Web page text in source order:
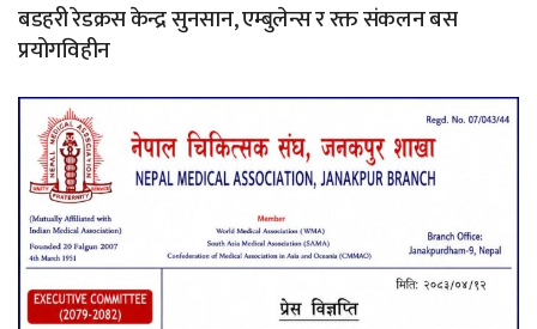
बडहरी रेडक्रस केन्द्र सुनसान, एम्बुलेन्स र रक्त संकलन बस
प्रयोगविहीन